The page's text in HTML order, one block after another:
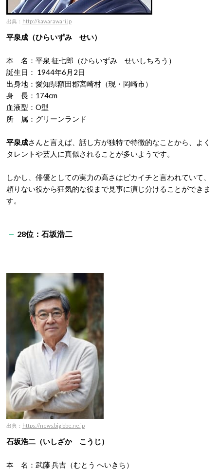
出典： http://kawarawari.jp
平泉成（ひらいずみ せい）
本 名：平泉 征七郎（ひらいずみ せいしちろう）
誕生日： 1944年6月2日
出身地：愛知県額田郡宮崎村（現・岡崎市）
身 長：174cm
血液型：O型
所 属：グリーンランド
平泉成さんと言えば、話し方が独特で特徴的なことから、よく
タレントや芸人に真似されることが多いようです。
しかし、俳優としての実力の高さはピカイチと言われていて、
頼りない役から狂気的な役まで見事に演じ分けることができま
す。
28位：石坂浩二
出典： https://news.biglobe.ne.jp
石坂浩二（いしざか こうじ）
本 名：武藤 兵吉（むとう へいきち）